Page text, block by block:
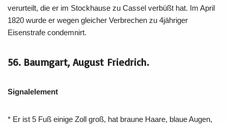
verurteilt, die er im Stockhause zu Cassel verbüßt hat. Im April
1820 wurde er wegen gleicher Verbrechen zu 4jähriger
Eisenstrafe condemnirt.
56. Baumgart, August Friedrich.
Signalelement
* Er ist 5 Fuß einige Zoll groß, hat braune Haare, blaue Augen,